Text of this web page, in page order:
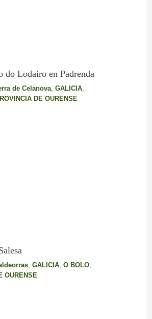
do Lodairo en Padrenda
de Celanova, GALICIA,
DE OURENSE
, GALICIA, O BOLO,
OURENSE